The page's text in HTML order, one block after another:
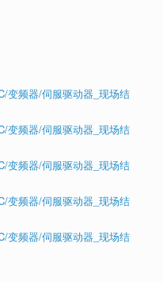
变频器/伺服驱动器_现场结
变频器/伺服驱动器_现场结
变频器/伺服驱动器_现场结
变频器/伺服驱动器_现场结
变频器/伺服驱动器_现场结